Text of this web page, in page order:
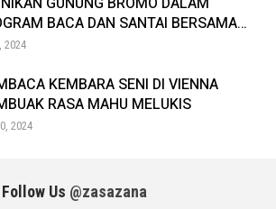
BACA DAN SANTAI BERSAMA…
2024
KEMBARA SENI DI VIENNA
RASA MAHU MELUKIS
2024
Follow Us @zasazana